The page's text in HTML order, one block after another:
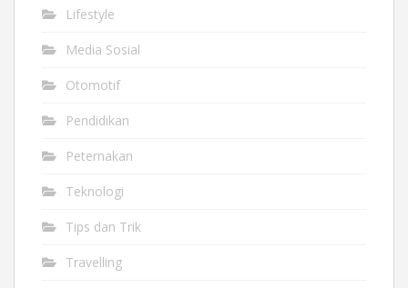
Lifestyle
Media Sosial
Otomotif
Pendidikan
Peternakan
Teknologi
Tips dan Trik
Travelling